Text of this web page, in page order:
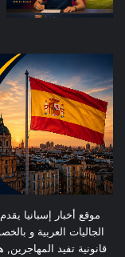
موقع أخبار إسبانيا
الجاليات العربية و
قانونية تفيد